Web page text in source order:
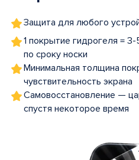
Защита для любого
1 покрытие гидрогеля =
по сроку носки
Минимальная толщина
чувствительность экрана
Самовосстановление —
спустя некоторое время